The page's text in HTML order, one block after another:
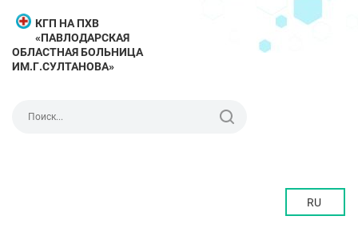
КГП НА ПХВ
«ПАВЛОДАРСКАЯ
ОБЛАСТНАЯ БОЛЬНИЦА
ИМ.Г.СУЛТАНОВА»
RU